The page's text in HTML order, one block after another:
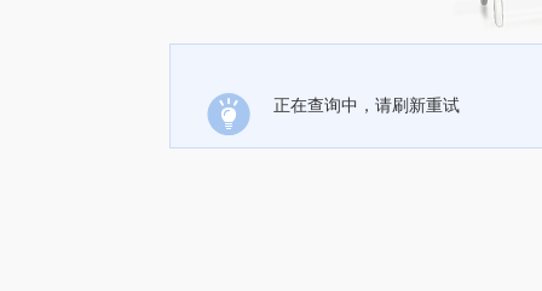
正在查询中，请刷新重试